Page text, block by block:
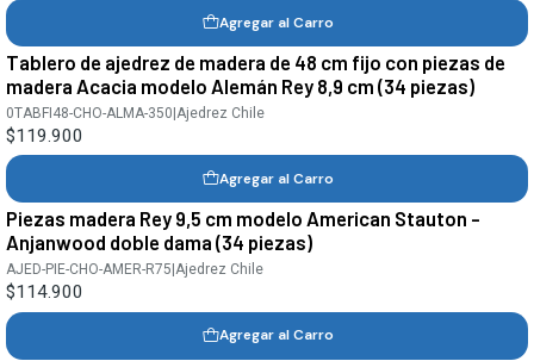
Agregar al Carro
Tablero de ajedrez de madera de 48 cm fijo con piezas de
madera Acacia modelo Alemán Rey 8,9 cm (34 piezas)
0TABFI48-CHO-ALMA-350|Ajedrez Chile
$119.900
Agregar al Carro
Piezas madera Rey 9,5 cm modelo American Stauton -
Anjanwood doble dama (34 piezas)
AJED-PIE-CHO-AMER-R75 |Ajedrez Chile
$114.900
Agregar al Carro